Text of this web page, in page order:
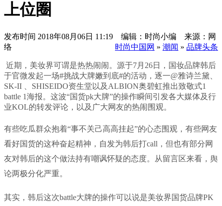
上位圈
发布时间 2018年08月06日 11:19 编辑：时尚小编 来源：网
络
时尚中国网 » 潮闻 » 品牌头条
近期，美妆界可谓是热热闹闹。源于7月26日，国妆品牌韩后
于官微发起一场#挑战大牌嫩到底#的活动，逐一@雅诗兰黛、
SK-II 、SHISEIDO资生堂以及ALBION奥碧虹推出致敬式1
battle 1海报。这波“国货pk大牌”的操作瞬间引发各大媒体及行
业KOL的转发评论，以及广大网友的热闹围观。
有些吃瓜群众抱着“事不关己高高挂起”的心态围观，有些网友
看好国货的这种奋起精神，自发为韩后打call，但也有部分网
友对韩后的这个做法持有嘲讽怀疑的态度。从留言区来看，舆
论两极分化严重。
其实，韩后这次battle大牌的操作可以说是美妆界国货品牌PK